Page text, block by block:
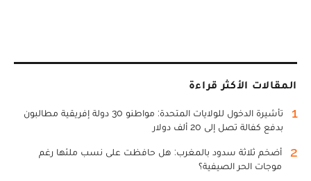
المقالات الأكثر قراءة
1
تأشيرة الدخول للولايات المتحدة: مواطنو 30 دولة إفريقية مطالبون
بدفع كفالة تصل إلى 20 ألف دولار
2
أضخم ثلاثة سدود بالمغرب: هل حافظت على نسب ملئها رغم
موجات الحر الصيفية؟